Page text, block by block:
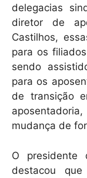
delegacias
diretor de
Castilhos,
para os
sendo
para os
de transição
mudança de
O presidente
destacou